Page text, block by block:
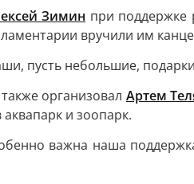
Зимин при поддержке
вручили им
пусть небольшие,
организовал Артем
и зоопарк.
важна наша